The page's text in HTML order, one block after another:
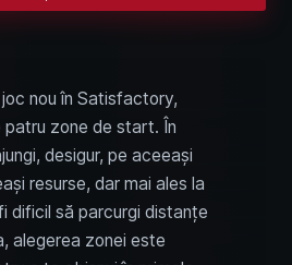
nou în Satisfactory,
zone de start. În
desigur, pe aceeași
resurse, dar mai ales la
dificil să parcurgi distanțe
alegerea zonei este